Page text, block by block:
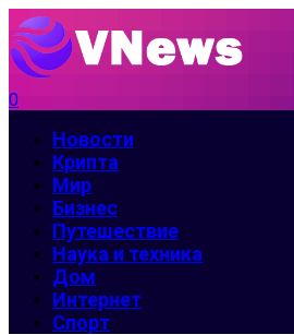
0
Новости
Крипта
Мир
Бизнес
Путешествие
Наука и техника
Дом
Интернет
Спорт